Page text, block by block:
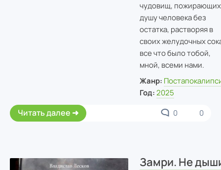
чудовищ, пожирающих
душу человека без
остатка, растворяя в
своих желудочных
все что было тобой,
мной, всеми нами.
Жанр:
Год: 2025
Читать далее 0 0
Замри. Не